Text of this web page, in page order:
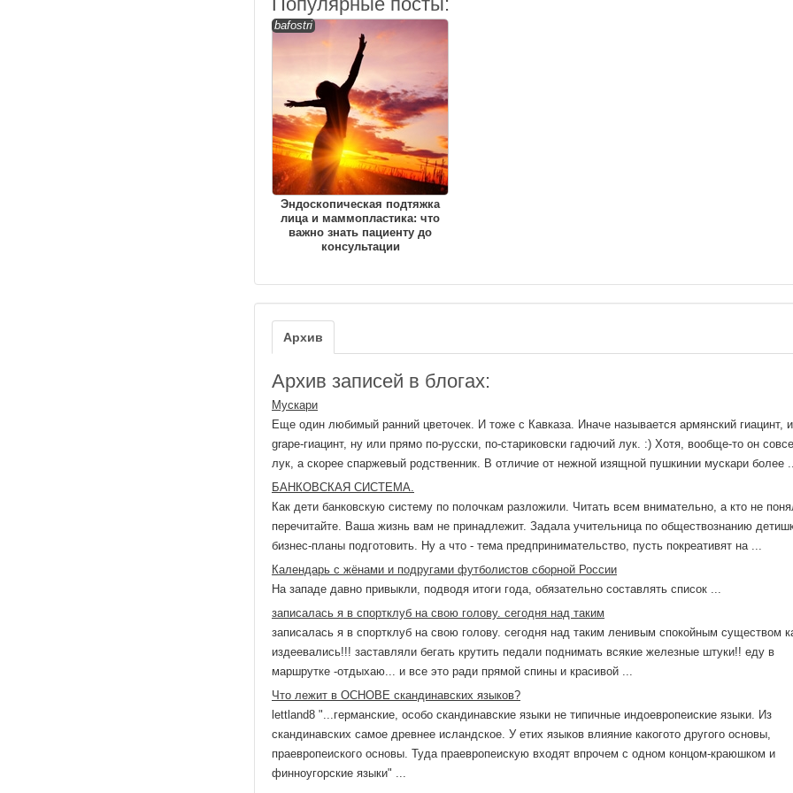
bafostri
Эндоскопическая подтяжка
лица и маммопластика: что
важно знать пациенту до
консультации
Архив
Архив записей в блогах:
Мускари
Еще один любимый ранний цветочек. И тоже с Кавказа. Иначе называется армянский гиацинт,
grape-гиацинт, ну или прямо по-русски, по-стариковски гадючий лук. :) Хотя, вообще-то он
лук, а скорее спаржевый родственник. В отличие от нежной изящной пушкинии мускари более
БАНКОВСКАЯ СИСТЕМА.
Как дети банковскую систему по полочкам разложили. Читать всем внимательно, а кто не
перечитайте. Ваша жизнь вам не принадлежит. Задала учительница по обществознанию
бизнес-планы подготовить. Ну а что - тема предпринимательство, пусть покреативят на ...
Календарь с жёнами и подругами футболистов сборной России
На западе давно привыкли, подводя итоги года, обязательно составлять список ...
записалась я в спортклуб на свою голову. сегодня над таким
записалась я в спортклуб на свою голову. сегодня над таким ленивым спокойным существом
издеевались!!! заставляли бегать крутить педали поднимать всякие железные штуки!! еду в
маршрутке -отдыхаю... и все это ради прямой спины и красивой ...
Что лежит в ОСНОВЕ скандинавских языков?
lettland8 "...германские, особо скандинавские языки не типичные индоевропеиские языки. Из
скандинавских самое древнее исландское. У етих языков влияние какогото другого основы,
праевропеиского основы. Туда праевропеискую входят впрочем с одном концом-краюшком и
финноугорские языки" ...